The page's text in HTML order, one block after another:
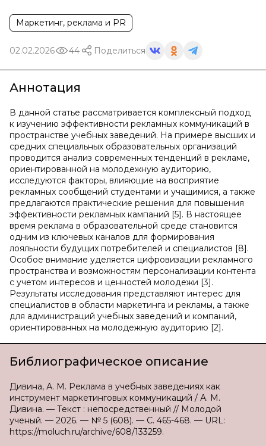
Маркетинг, реклама и PR
02.02.2026 44 Поделиться
Аннотация
В данной статье рассматривается комплексный подход
к изучению эффективности рекламных коммуникаций в
пространстве учебных заведений. На примере высших и
средних специальных образовательных организаций
проводится анализ современных тенденций в рекламе,
ориентированной на молодежную аудиторию,
исследуются факторы, влияющие на восприятие
рекламных сообщений студентами и учащимися, а также
предлагаются практические решения для повышения
эффективности рекламных кампаний [5]. В настоящее
время реклама в образовательной среде становится
одним из ключевых каналов для формирования
лояльности будущих потребителей и специалистов [8].
Особое внимание уделяется цифровизации рекламного
пространства и возможностям персонализации контента
с учетом интересов и ценностей молодежи [3].
Результаты исследования представляют интерес для
специалистов в области маркетинга и рекламы, а также
для администраций учебных заведений и компаний,
ориентированных на молодежную аудиторию [2].
Библиографическое описание
Дивина, А. М. Реклама в учебных заведениях как
инструмент маркетинговых коммуникаций / А. М.
Дивина. — Текст : непосредственный // Молодой
ученый. — 2026. — № 5 (608). — С. 465-468. — URL:
https://moluch.ru/archive/608/133259.